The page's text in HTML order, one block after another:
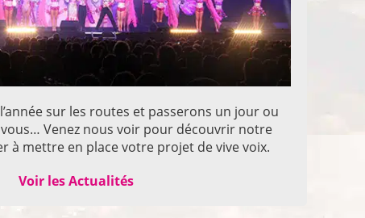
sur les routes et passerons un jour ou
vous… Venez nous voir pour découvrir notre
à mettre en place votre projet de vive voix.
Voir les Actualités